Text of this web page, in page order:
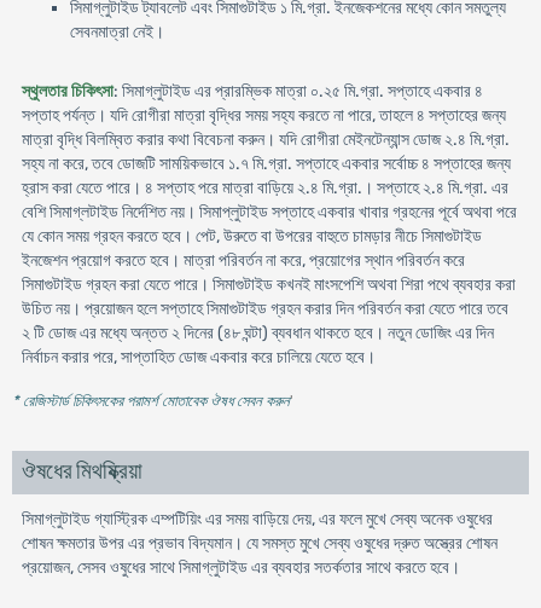
সিমাগ্লুটাইড ট্যাবলেট এবং সিমাগুটাইড ১ মি.গ্রা. ইনজেকশনের মধ্যে কোন সমতুল্য
সেবনমাত্রা নেই।
স্থুলতার চিকিৎসা: সিমাগ্লুটাইড এর প্রারম্ভিক মাত্রা ০.২৫ মি.গ্রা. সপ্তাহে একবার ৪
সপ্তাহ পর্যন্ত। যদি রোগীরা মাত্রা বৃদ্ধির সময় সহ্য করতে না পারে, তাহলে ৪ সপ্তাহের জন্য
মাত্রা বৃদ্ধি বিলম্বিত করার কথা বিবেচনা করুন। যদি রোগীরা মেইনটেন্যান্স ডোজ ২.৪ মি.গ্রা.
সহ্য না করে, তবে ডোজটি সাময়িকভাবে ১.৭ মি.গ্রা. সপ্তাহে একবার সর্বোচ্চ ৪ সপ্তাহের জন্য
হ্রাস করা যেতে পারে। ৪ সপ্তাহ পরে মাত্রা বাড়িয়ে ২.৪ মি.গ্রা.। সপ্তাহে ২.৪ মি.গ্রা. এর
বেশি সিমাগ্লটাইড নির্দেশিত নয়। সিমাপ্লুটাইড সপ্তাহে একবার খাবার গ্রহনের পূর্বে অথবা পরে
যে কোন সময় গ্রহন করতে হবে। পেট, উরুতে বা উপরের বাহুতে চামড়ার নীচে সিমাগুটাইড
ইনজেশন প্রয়োগ করতে হবে। মাত্রা পরিবর্তন না করে, প্রয়োগের স্থান পরিবর্তন করে
সিমাগুটাইড গ্রহন করা যেতে পারে। সিমাগুটাইড কখনই মাংসপেশি অথবা শিরা পথে ব্যবহার করা
উচিত নয়। প্রয়োজন হলে সপ্তাহে সিমাগুটাইড গ্রহন করার দিন পরিবর্তন করা যেতে পারে তবে
২ টি ডোজ এর মধ্যে অন্তত ২ দিনের (৪৮ ঘন্টা) ব্যবধান থাকতে হবে। নতুন ডোজিং এর দিন
নির্বাচন করার পরে, সাপ্তাহিত ডোজ একবার করে চালিয়ে যেতে হবে।
* রেজিস্টার্ড চিকিৎসকের পরামর্শ মোতাবেক ঔষধ সেবন করুন'
ঔষধের মিথষ্ক্রিয়া
সিমাগ্লুটাইড গ্যাস্ট্রিক এম্পটিয়িং এর সময় বাড়িয়ে দেয়, এর ফলে মুখে সেব্য অনেক ওষুধের
শোষন ক্ষমতার উপর এর প্রভাব বিদ্যমান। যে সমস্ত মুখে সেব্য ওষুধের দ্রুত অস্ত্রের শোষন
প্রয়োজন, সেসব ওষুধের সাথে সিমাগ্লুটাইড এর ব্যবহার সতর্কতার সাথে করতে হবে।